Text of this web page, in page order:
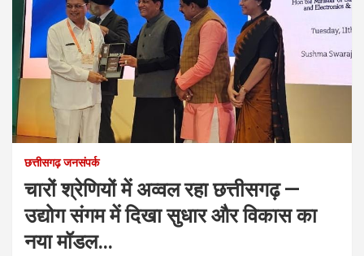
छत्तीसगढ़ जनसंपर्क
चारों श्रेणियों में अव्वल रहा छत्तीसगढ़ —
उद्योग संगम में दिखा सुधार और विकास का
नया मॉडल…